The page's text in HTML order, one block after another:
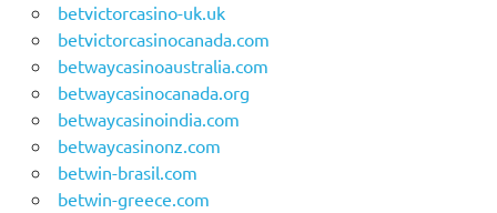
betvictorcasino-uk.uk
betvictorcasinocanada.com
betwaycasinoaustralia.com
betwaycasinocanada.org
betwaycasinoindia.com
betwaycasinonz.com
betwin-brasil.com
betwin-greece.com